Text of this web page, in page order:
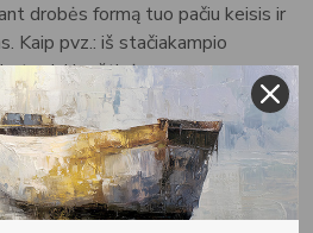
drobės formą tuo pačiu keisis ir
Kaip pvz.: iš stačiakampio
dvi kraštinės.
drobės laikymo sąlygos?
spinduliams atsparūs dažai,
paveikslų ant drobės nekabinti
tiesioginis saulės spindulių